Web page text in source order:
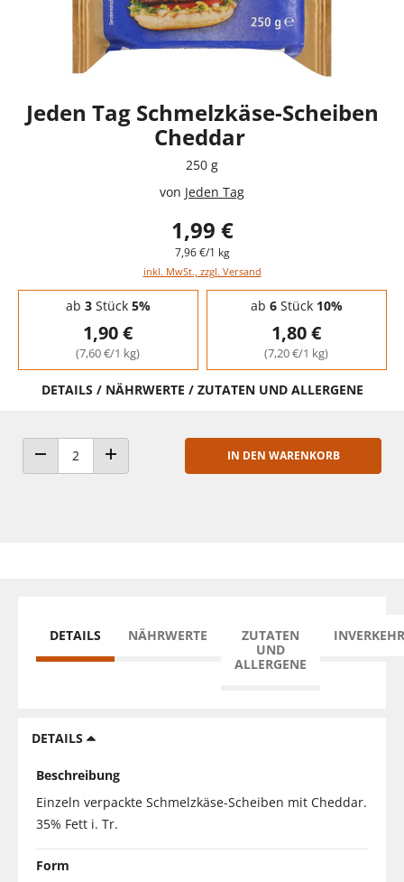
Jeden Tag Schmelzkäse-Scheiben
Cheddar
250 g
von Jeden Tag
1,99 €
7,96 €/1 kg
inkl. MwSt., zzgl. Versand
Staffelpreise - Mengenrabatt
ab 3Stück 5%
1,90 €
(7,60 €/1 kg)
ab 6Stück 10%
1,80 €
(7,20 €/1 kg)
DETAILS / NÄHRWERTE / ZUTATEN UND ALLERGENE
ANZAHL VERRINGERNANZAHL ERHÖHEN
IN DEN WARENKORB
DETAILS NÄHRWERTE
ZUTATEN
UND
ALLERGENE
DETAILS
Beschreibung
Einzeln verpackte Schmelzkäse-Scheiben mit Cheddar.
35% Fett i. Tr.
Form